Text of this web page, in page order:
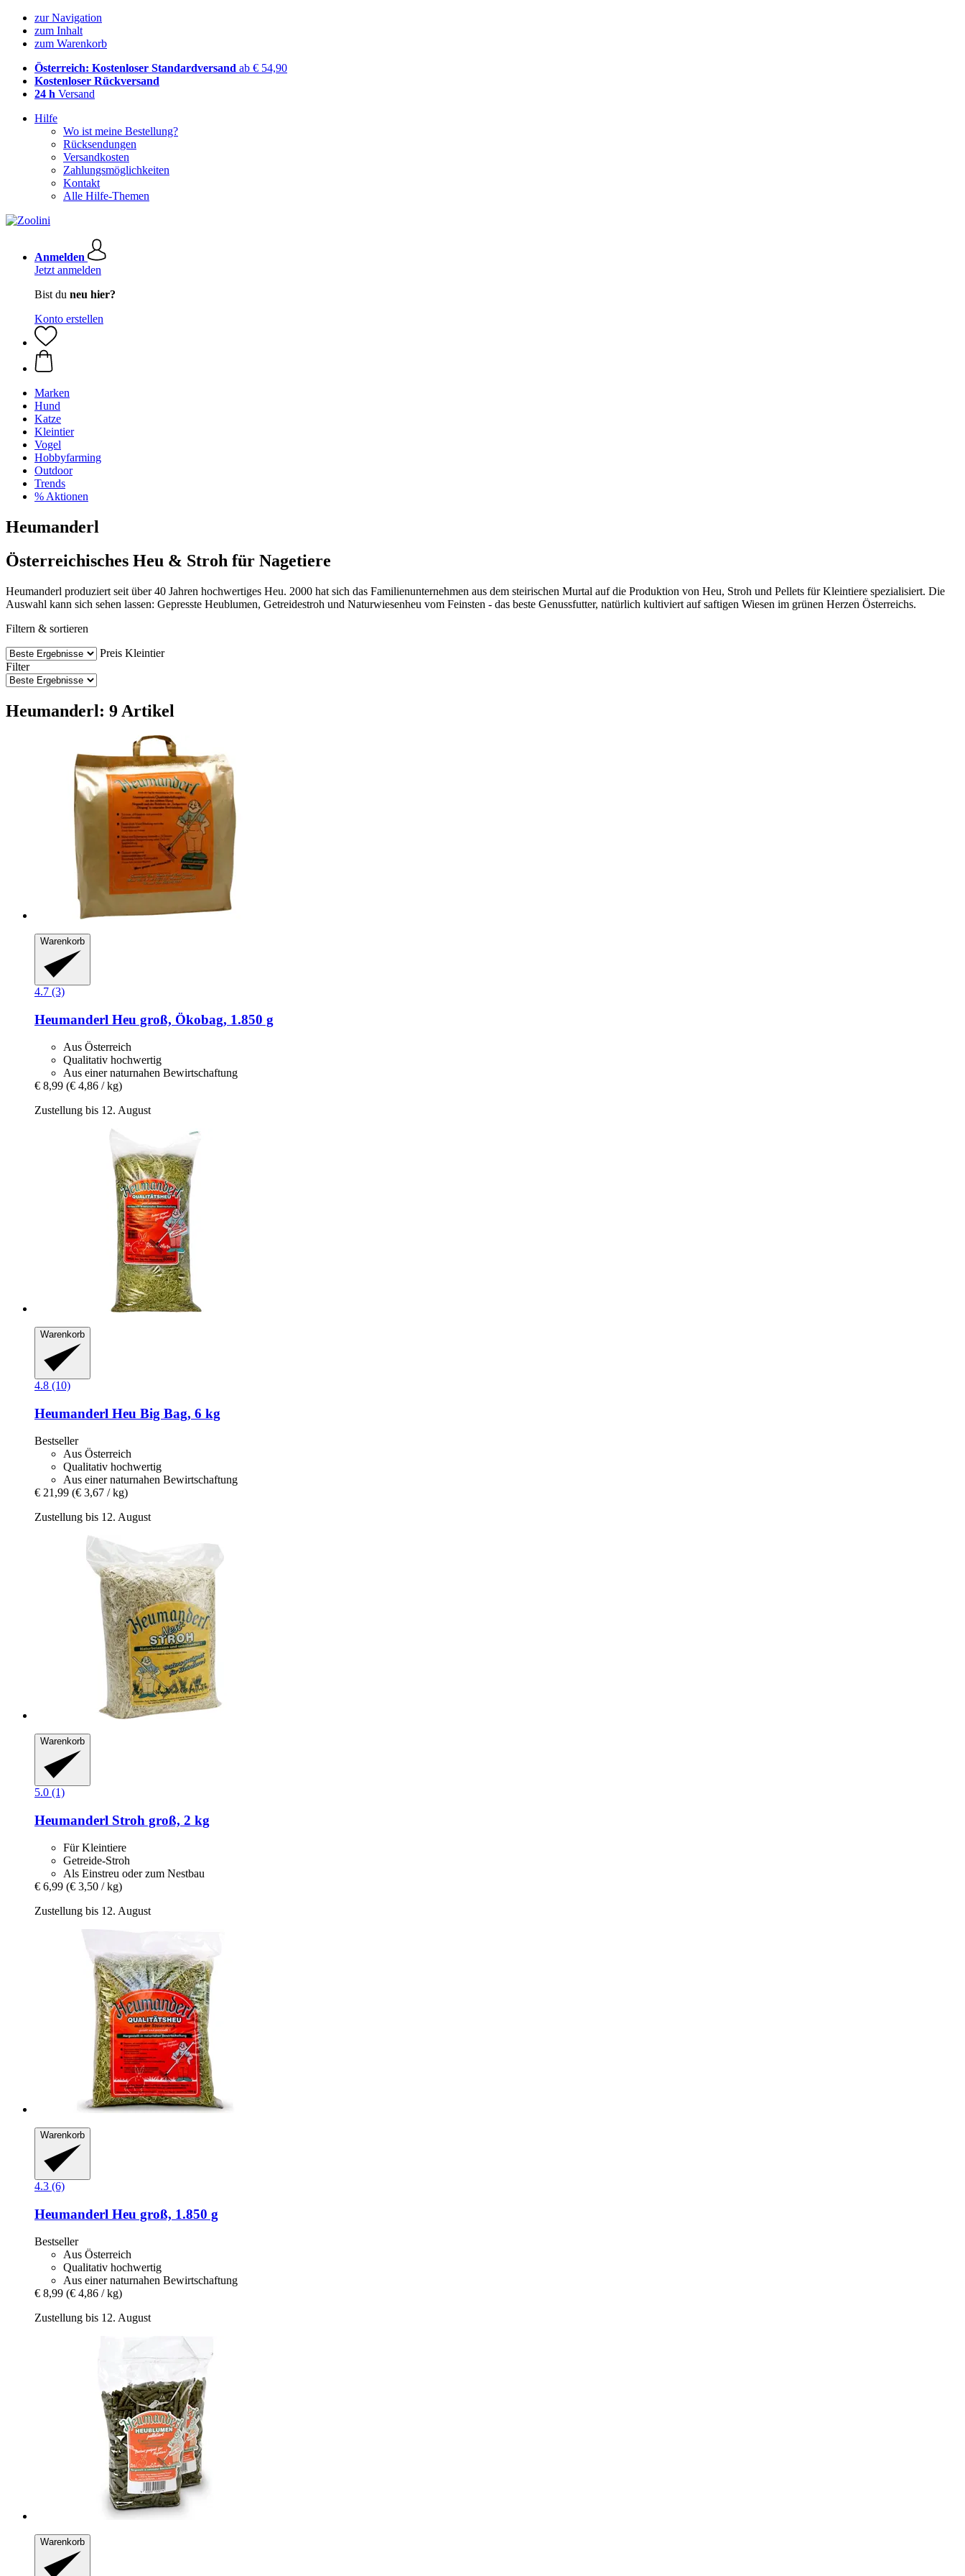
zur Navigation
zum Inhalt
zum Warenkorb
Österreich: Kostenloser Standardversand ab € 54,90
Kostenloser Rückversand
24 h Versand
Hilfe
Wo ist meine Bestellung?
Rücksendungen
Versandkosten
Zahlungsmöglichkeiten
Kontakt
Alle Hilfe-Themen
Anmelden
Jetzt anmelden
Bist du neu hier?
Konto erstellen
Marken
Hund
Katze
Kleintier
Vogel
Hobbyfarming
Outdoor
Trends
% Aktionen
Heumanderl
Österreichisches Heu & Stroh für Nagetiere
Heumanderl produziert seit über 40 Jahren hochwertiges Heu. 2000 hat sich das Familienunternehmen aus dem steirischen Murtal auf die Produktion von Heu, Stroh und Pellets für Kleintiere spezialisiert. Die
Auswahl kann sich sehen lassen: Gepresste Heublumen, Getreidestroh und Naturwiesenheu vom Feinsten - das beste Genussfutter, natürlich kultiviert auf saftigen Wiesen im grünen Herzen Österreichs.
Filtern & sortieren
Preis Kleintier
Filter
Heumanderl: 9 Artikel
Warenkorb
4.7 (3)
Heumanderl Heu groß, Ökobag, 1.850 g
Aus Österreich
Qualitativ hochwertig
Aus einer naturnahen Bewirtschaftung
€ 8,99 (€ 4,86 / kg)
Zustellung bis 12. August
Warenkorb
4.8 (10)
Heumanderl Heu Big Bag, 6 kg
Bestseller
Aus Österreich
Qualitativ hochwertig
Aus einer naturnahen Bewirtschaftung
€ 21,99 (€ 3,67 / kg)
Zustellung bis 12. August
Warenkorb
5.0 (1)
Heumanderl Stroh groß, 2 kg
Für Kleintiere
Getreide-Stroh
Als Einstreu oder zum Nestbau
€ 6,99 (€ 3,50 / kg)
Zustellung bis 12. August
Warenkorb
4.3 (6)
Heumanderl Heu groß, 1.850 g
Bestseller
Aus Österreich
Qualitativ hochwertig
Aus einer naturnahen Bewirtschaftung
€ 8,99 (€ 4,86 / kg)
Zustellung bis 12. August
Warenkorb